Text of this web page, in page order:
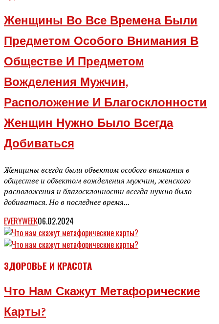
Женщины Во Все Времена Были
Предметом Особого Внимания В
Обществе И Предметом
Вожделения Мужчин,
Расположение И Благосклонности
Женщин Нужно Было Всегда
Добиваться
Женщины всегда были объектом особого внимания в
обществе и объектом вожделения мужчин, женского
расположения и благосклонности всегда нужно было
добиваться. Но в последнее время...
EVERYWEEK06.02.2024
ЗДОРОВЬЕ И КРАСОТА
Что Нам Скажут Метафорические
Карты?